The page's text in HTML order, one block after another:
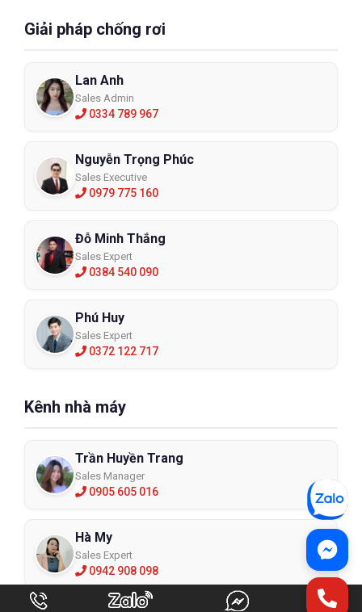
Giải pháp chống rơi
Lan Anh
Sales Admin
0334 789 967
Nguyễn Trọng Phúc
Sales Executive
0979 775 160
Đỗ Minh Thắng
Sales Expert
0384 540 090
Phú Huy
Sales Expert
0372 122 717
Kênh nhà máy
Trần Huyền Trang
Sales Manager
0905 605 016
Hà My
Sales Expert
0942 908 098